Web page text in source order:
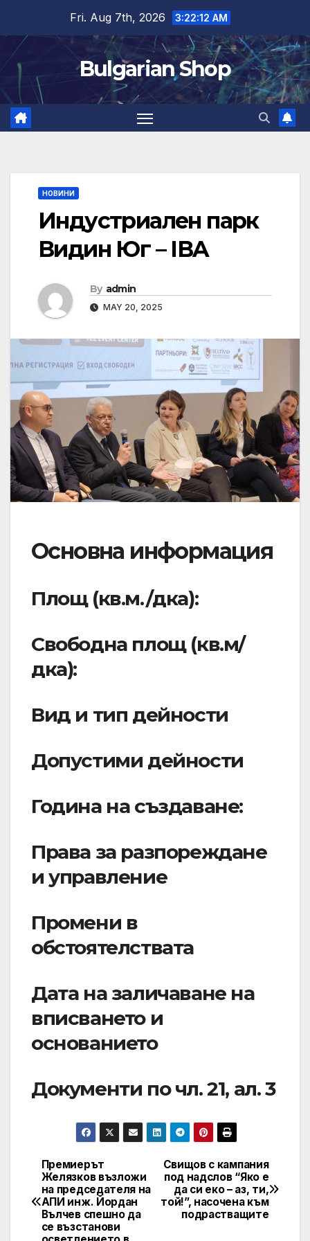
content
Fri. Aug 7th, 2026 3:22:13 AM
Bulgarian Shop
НОВИНИ
Индустриален парк
Видин Юг – IBA
By admin
MAY 20, 2025
Основна информация
Площ (кв.м./дка):
Свободна площ (кв.м/
дка):
Вид и тип дейности
Допустими дейности
Година на създаване:
Права за разпореждане
и управление
Промени в
обстоятелствата
Дата на заличаване на
вписването и
основанието
Документи по чл. 21, ал. 3
Post
navigation
Свищов с кампания
под надслов “Яко е
да си еко – аз, ти,
той!”, насочена към
подрастващите
Премиерът
Желязков възложи
на председателя на
АПИ инж. Йордан
Вълчев спешно да
се възстанови